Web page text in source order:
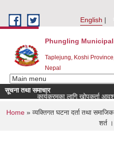
English
Phungling
Taplejung, Koshi
Nepal
सूचना तथा समाचार
खोप कार्यक्रमका लागि खोपकर्ता
You are here
Home » व्यक्तिगत घटना दर्ता तथा समाजिक
शर्त